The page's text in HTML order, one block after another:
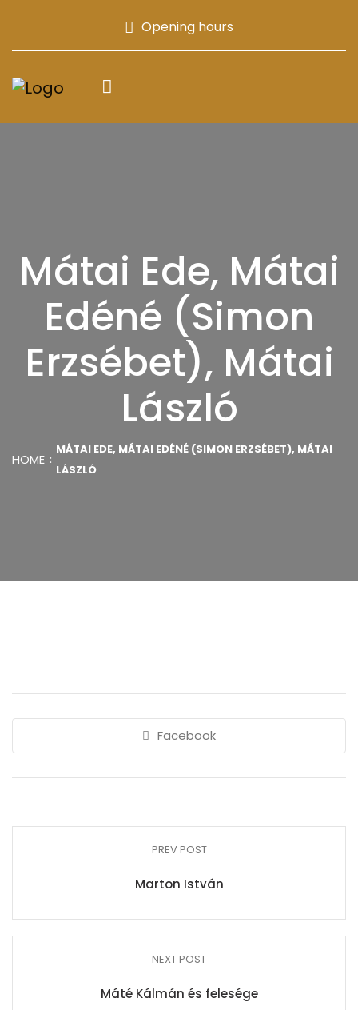
Opening hours
Mátai Ede, Mátai
Edéné (Simon
Erzsébet), Mátai
László
HOME
MÁTAI EDE, MÁTAI EDÉNÉ (SIMON ERZSÉBET), MÁTAI
LÁSZLÓ
Facebook
PREV POST
Marton István
NEXT POST
Máté Kálmán és felesége